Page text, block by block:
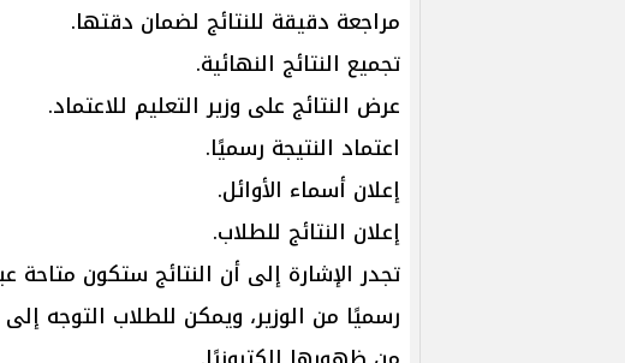
مراجعة دقيقة للنتائج لضمان دقتها.
تجميع النتائج النهائية.
عرض النتائج على وزير التعليم للاعتماد.
اعتماد النتيجة رسميًا.
إعلان أسماء الأوائل.
إعلان النتائج للطلاب.
تجدر الإشارة إلى أن النتائج ستكون متاحة
رسميًا من الوزير، ويمكن للطلاب التوجه